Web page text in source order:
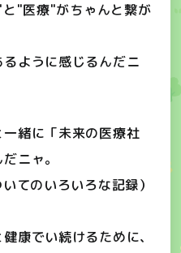
"医療"がちゃんと繋が
ように感じるんだニ
緒に「未来の医療社
ニャ。
てのいろいろな記録）
康でい続けるために、